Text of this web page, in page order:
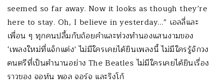
seemed so far away. Now it looks as though they’re
here to stay. Oh, I believe in yesterday…” เอลลี่และ
เพื่อน ๆ ทุกคนปลื้มกับถ้อยคำและท่วงทำนองแสนงามของ
‘เพลงใหม่ที่แจ็กแต่ง’ ไม่มีใครเคยได้ยินเพลงนี้ ไม่มึใครรู้จักวง
ดนตรีที่เป็นตำนานอย่าง The Beatles ไม่มีใครเคยได้ยินเรื่อง
ราวของ จอห์น พอล จอร์จ และริงโก้